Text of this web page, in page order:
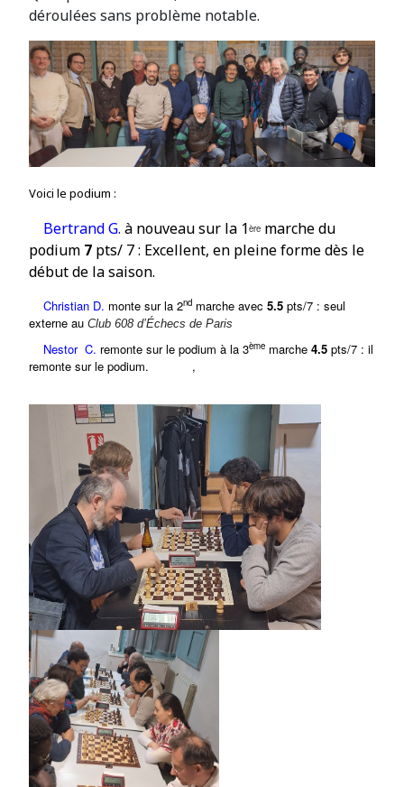
déroulées sans problème notable.
Voici le podium :
Bertrand G. à nouveau sur la 1ère marche du
podium 7 pts/ 7 : Excellent, en pleine forme dès le
début de la saison.
Christian D. monte sur la 2nd marche avec 5.5 pts/7 : seul
externe au Club 608 d’Échecs de Paris
Nestor C. remonte sur le podium à la 3ème marche 4.5 pts/7 : il
remonte sur le podium. ,